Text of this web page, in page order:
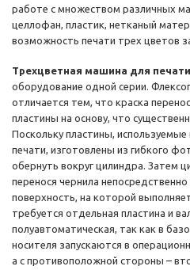
работе с множеством различных
целлофан, пластик, нетканый
возможность печати трех цветов
Трехцветная машина для
оборудование одной серии.
отличается тем, что краска
пластины на основу, что
Поскольку пластины,
печати, изготовлены из гибкого
обернуть вокруг цилиндра. Затем
перенося чернила
поверхность, на которой
требуется отдельная пластина и
полуавтоматическая, так как в
носителя запускаются в
а с противоположной стороны –